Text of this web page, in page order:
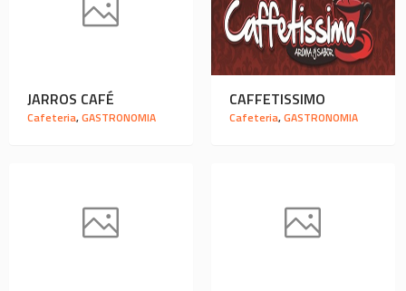
JARROS CAFÉ
Cafeteria,GASTRONOMIA
CAFFETISSIMO
Cafeteria,GASTRONOMIA